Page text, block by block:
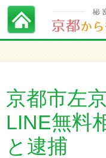
京都市左
LINE無料
と逮捕